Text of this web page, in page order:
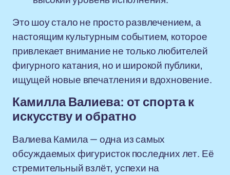
Это шоу стало не просто развлечением, а
настоящим культурным событием, которое
привлекает внимание не только любителей
фигурного катания, но и широкой публики,
ищущей новые впечатления и вдохновение.
Камилла Валиева: от спорта к
искусству и обратно
Валиева Камила — одна из самых
обсуждаемых фигуристок последних лет. Её
стремительный взлёт, успехи на